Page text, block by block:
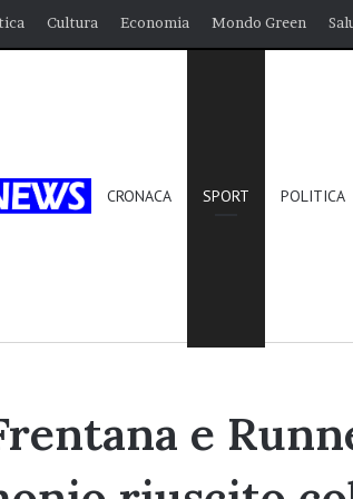
Cultura Economia Mondo Green
CRONACA SPORT POLITICA
e